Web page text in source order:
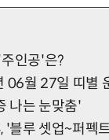
인공'은?
06월 27일 띠별
나는 눈맞춤'
'블루 셋업~퍼펙